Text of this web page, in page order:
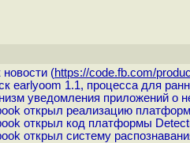
новости (https://code.fb.com/
earlyoom 1.1, процесса для
уведомления приложений о
открыл реализацию
открыл код платформы
открыл систему